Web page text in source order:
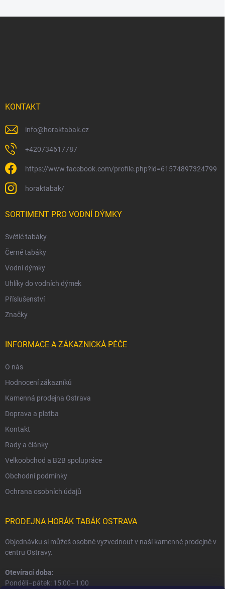
KONTAKT
info@horaktabak.cz
+420734617787
https://www.facebook.com/profile.php?id=61574897324799
horaktabak/
SORTIMENT PRO VODNÍ DÝMKY
Světlé tabáky
Černé tabáky
Vodní dýmky
Uhlíky do vodních dýmek
Příslušenství
Značky
INFORMACE A ZÁKAZNICKÁ PÉČE
O nás
Hodnocení zákazníků
Kamenná prodejna Ostrava
Doprava a platba
Kontakt
Rady a články
Velkoobchod a B2B spolupráce
Obchodní podmínky
Ochrana osobních údajů
PRODEJNA HORÁK TABÁK OSTRAVA
Objednávku si můžeš osobně vyzvednout v naší kamenné prodejně v
centru Ostravy.
Otevírací doba:
Pondělí–pátek: 15:00–1:00